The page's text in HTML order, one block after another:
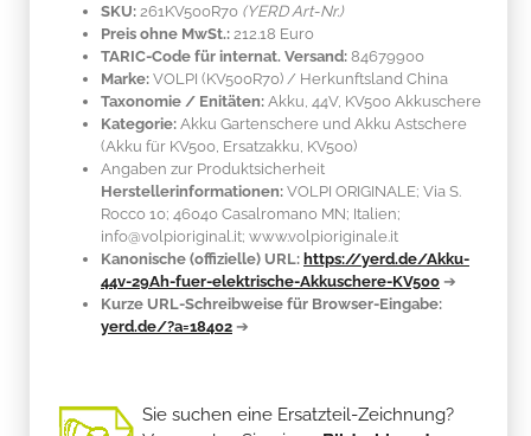
SKU: 261KV500R70 (YERD Art-Nr.)
Preis ohne MwSt.: 212.18 Euro
TARIC-Code für internat. Versand: 84679900
Marke: VOLPI (KV500R70) / Herkunftsland China
Taxonomie / Enitäten: Akku, 44V, KV500 Akkuschere
Kategorie: Akku Gartenschere und Akku Astschere
(Akku für KV500, Ersatzakku, KV500)
Angaben zur Produktsicherheit
Herstellerinformationen: VOLPI ORIGINALE; Via S.
Rocco 10; 46040 Casalromano MN; Italien;
info@volpioriginal.it; www.volpioriginale.it
Kanonische (offizielle) URL: https://yerd.de/Akku-
44v-29Ah-fuer-elektrische-Akkuschere-KV500 ➔
Kurze URL-Schreibweise für Browser-Eingabe:
yerd.de/?a=18402 ➔
Sie suchen eine Ersatzteil-Zeichnung?